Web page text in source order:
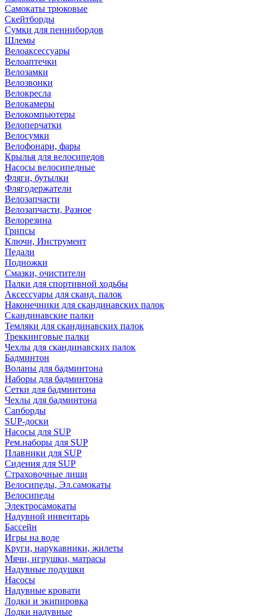
Самокаты трюковые
Скейтборды
Сумки для пеннибордов
Шлемы
Велоаксессуары
Велоаптечки
Велозамки
Велозвонки
Велокресла
Велокамеры
Велокомпьютеры
Велоперчатки
Велосумки
Велофонари, фары
Крылья для велосипедов
Насосы велосипедные
Фляги, бутылки
Флягодержатели
Велозапчасти
Велозапчасти, Разное
Велорезина
Грипсы
Ключи, Инструмент
Педали
Подножки
Смазки, очистители
Палки для спортивной ходьбы
Аксессуары для сканд. палок
Наконечники для скандинавских палок
Скандинавские палки
Темляки для скандинавских палок
Треккинговые палки
Чехлы для скандинавских палок
Бадминтон
Воланы для бадминтона
Наборы для бадминтона
Сетки для бадминтона
Чехлы для бадминтона
Сапборды
SUP-доски
Насосы для SUP
Рем.наборы для SUP
Плавники для SUP
Сидения для SUP
Страховочные лиши
Велосипеды, Эл.самокаты
Велосипеды
Электросамокаты
Надувной инвентарь
Бассейн
Игры на воде
Круги, нарукавники, жилеты
Мячи, игрушки, матрасы
Надувные подушки
Насосы
Надувные кровати
Лодки и экипировка
Лодки надувные